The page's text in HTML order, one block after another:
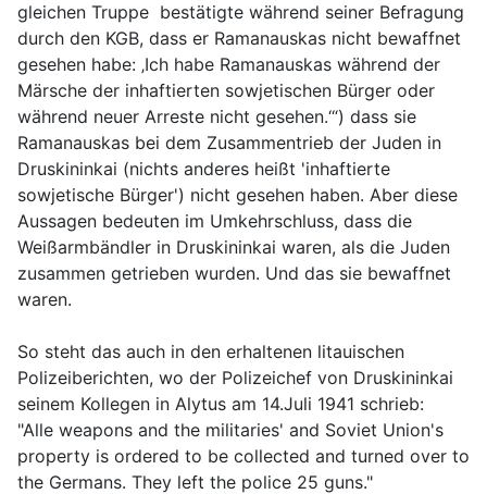
gleichen Truppe bestätigte während seiner Befragung
durch den KGB, dass er Ramanauskas nicht bewaffnet
gesehen habe: ‚Ich habe Ramanauskas während der
Märsche der inhaftierten sowjetischen Bürger oder
während neuer Arreste nicht gesehen.‘“) dass sie
Ramanauskas bei dem Zusammentrieb der Juden in
Druskininkai (nichts anderes heißt 'inhaftierte
sowjetische Bürger') nicht gesehen haben. Aber diese
Aussagen bedeuten im Umkehrschluss, dass die
Weißarmbändler in Druskininkai waren, als die Juden
zusammen getrieben wurden. Und das sie bewaffnet
waren.
So steht das auch in den erhaltenen litauischen
Polizeiberichten, wo der Polizeichef von Druskininkai
seinem Kollegen in Alytus am 14.Juli 1941 schrieb:
"Alle weapons and the militaries' and Soviet Union's
property is ordered to be collected and turned over to
the Germans. They left the police 25 guns."